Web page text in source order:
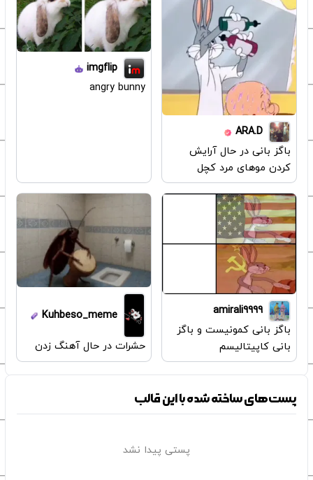
ARA.D
باگز بانی در حال آرایش
کردن موهای مرد کچل
imgflip
angry bunny
amirali9999
باگز بانی کمونیست و باگز
بانی کاپیتالیسم
Kuhbeso_meme
حشرات در حال آهنگ زدن
پست‌های ساخته شده با این قالب
پستی پیدا نشد